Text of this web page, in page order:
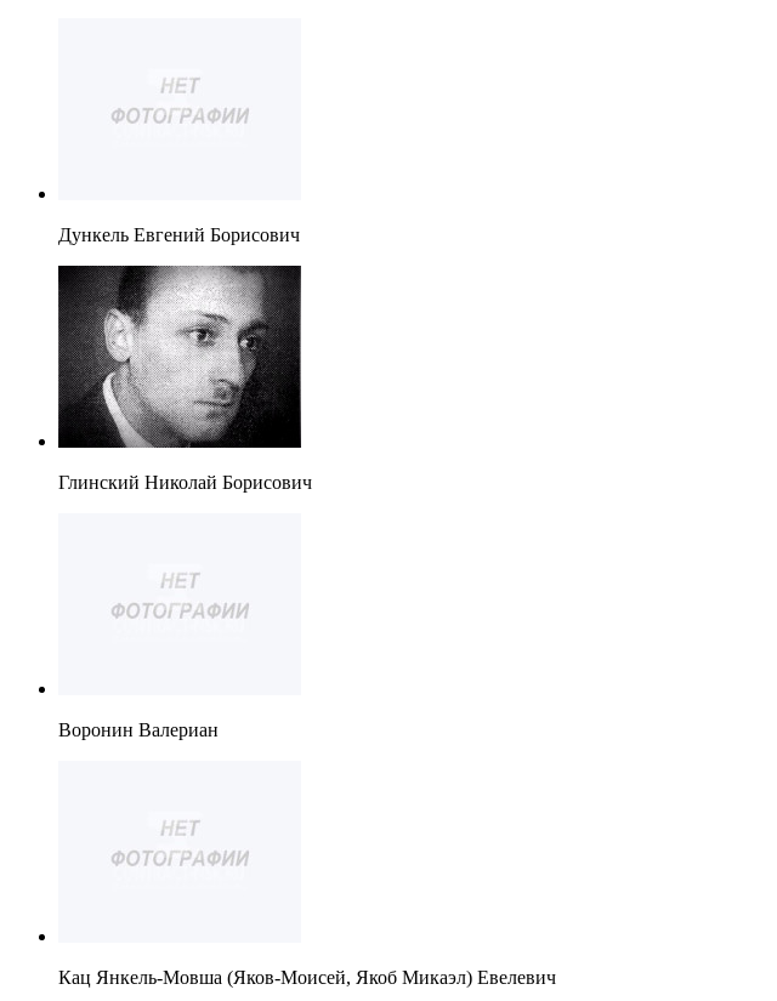
Дункель Евгений Борисович
Глинский Николай Борисович
Воронин Валериан
Кац Янкель-Мовша (Яков-Моисей, Якоб Микаэл) Евелевич